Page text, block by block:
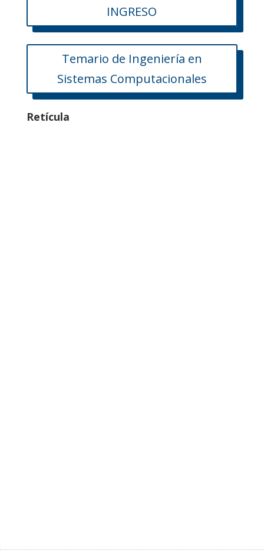
INGRESO
Temario de Ingeniería en
Sistemas Computacionales
Retícula